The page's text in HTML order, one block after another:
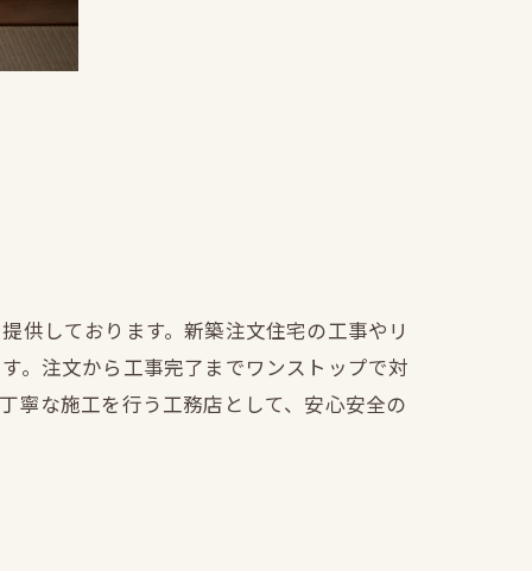
供しております。新築注文住宅の工事やリ
。注文から工事完了までワンストップで対
寧な施工を行う工務店として、安心安全の